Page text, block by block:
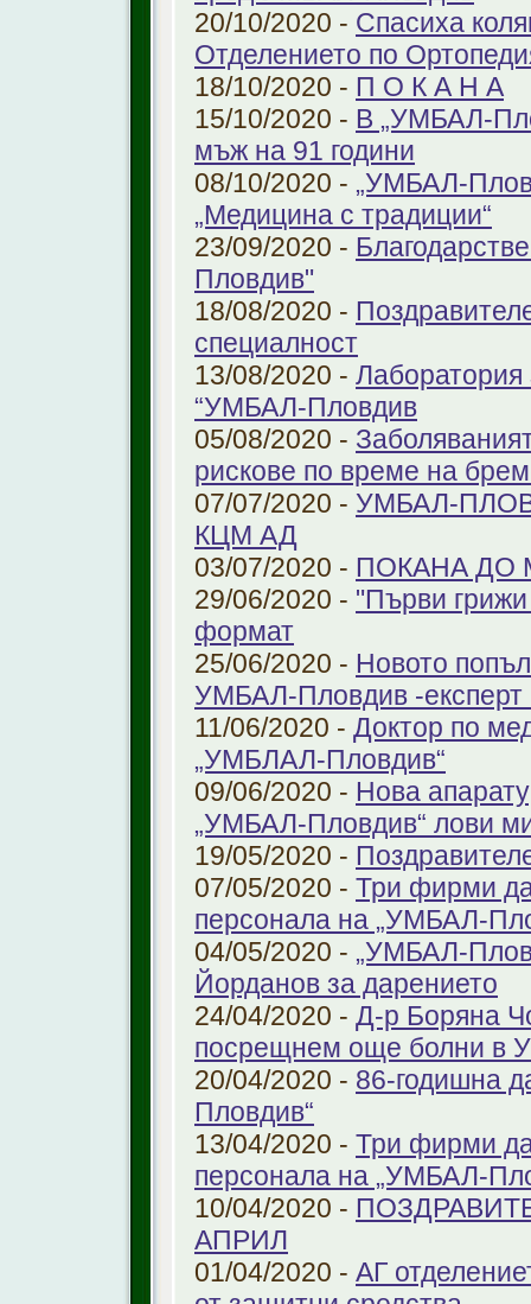
20/10/2020 - Спасиха
Отделението по
18/10/2020 - П О К А Н А
15/10/2020 - В „УМБАЛ-
мъж на 91 години
08/10/2020 - „УМБАЛ-
„Медицина с традиции“
23/09/2020 -
Пловдив"
18/08/2020 -
специалност
13/08/2020 - Лаборатория
“УМБАЛ-Пловдив
05/08/2020 -
рискове по време на
07/07/2020 - УМБАЛ-
КЦМ АД
03/07/2020 - ПОКАНА ДО
29/06/2020 - "Първи
формат
25/06/2020 - Новото
УМБАЛ-Пловдив -експерт
11/06/2020 - Доктор по
„УМБЛАЛ-Пловдив“
09/06/2020 - Нова
„УМБАЛ-Пловдив“ лови
19/05/2020 -
07/05/2020 - Три фирми
персонала на „УМБАЛ-
04/05/2020 - „УМБАЛ-
Йорданов за дарението
24/04/2020 - Д-р Боряна
посрещнем още болни в
20/04/2020 - 86-годишна
Пловдив“
13/04/2020 - Три фирми
персонала на „УМБАЛ-
10/04/2020 -
АПРИЛ
01/04/2020 - АГ